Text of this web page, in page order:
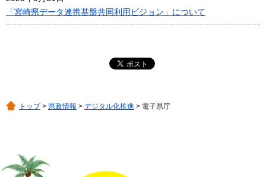
「宮崎県データ連携基盤共同利用ビジョン」について
トップ> 県政情報 > デジタル化推進 > 電子県庁